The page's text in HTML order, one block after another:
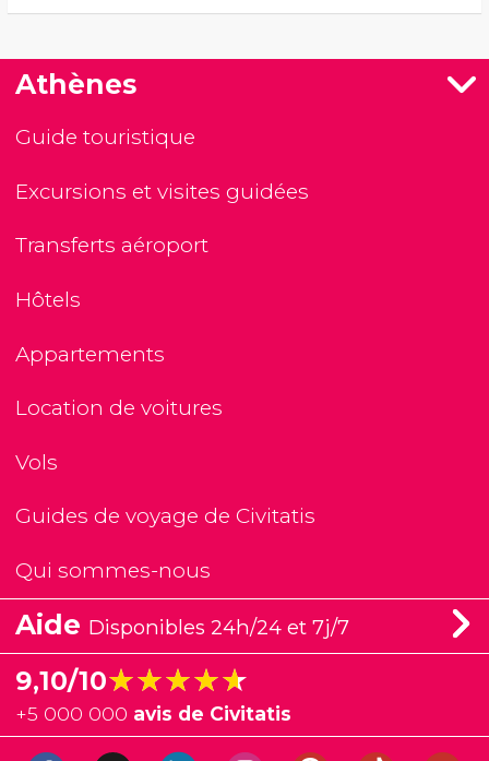
Athènes
Guide touristique
Excursions et visites guidées
Transferts aéroport
Hôtels
Appartements
Location de voitures
Vols
Guides de voyage de Civitatis
Qui sommes-nous
Aide Disponibles 24h/24 et 7j/7
9,10/10★★★★★
★★★★★
+5 000 000 avis de Civitatis